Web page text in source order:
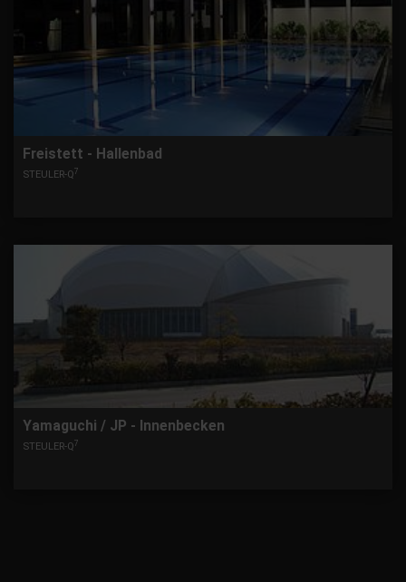
Freistett - Hallenbad
STEULER-Q7
Yamaguchi / JP - Innenbecken
STEULER-Q7